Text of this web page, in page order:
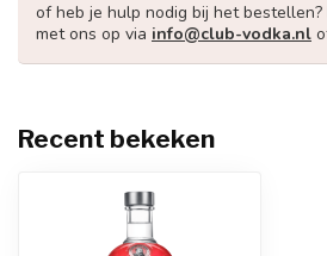
of heb je hulp nodig bij het
met ons op via info@club-vodka.nl
Recent bekeken